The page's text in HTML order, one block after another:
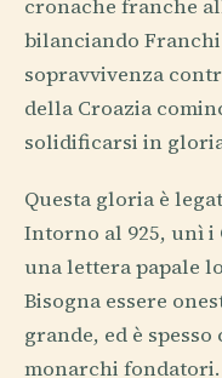
cronache franche
bilanciando
sopravvivenza
della Croazia
solidificarsi in
Questa gloria è
Intorno al 925, unì i
una lettera papale
Bisogna essere
grande, ed è
monarchi